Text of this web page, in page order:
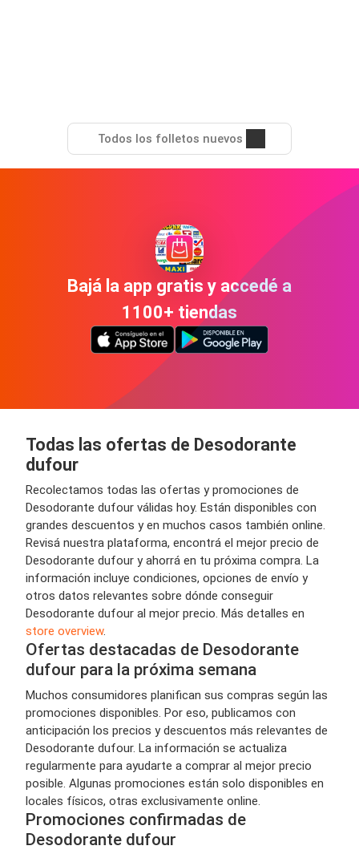
Todos los folletos nuevos
Bajá la app gratis y accedé a
1100+ tiendas
Todas las ofertas de Desodorante
dufour
Recolectamos todas las ofertas y promociones de
Desodorante dufour válidas hoy. Están disponibles con
grandes descuentos y en muchos casos también online.
Revisá nuestra plataforma, encontrá el mejor precio de
Desodorante dufour y ahorrá en tu próxima compra. La
información incluye condiciones, opciones de envío y
otros datos relevantes sobre dónde conseguir
Desodorante dufour al mejor precio. Más detalles en
store overview.
Ofertas destacadas de Desodorante
dufour para la próxima semana
Muchos consumidores planifican sus compras según las
promociones disponibles. Por eso, publicamos con
anticipación los precios y descuentos más relevantes de
Desodorante dufour. La información se actualiza
regularmente para ayudarte a comprar al mejor precio
posible. Algunas promociones están solo disponibles en
locales físicos, otras exclusivamente online.
Promociones confirmadas de
Desodorante dufour